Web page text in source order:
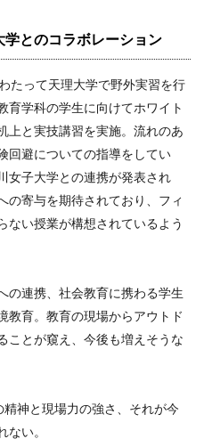
とのコラボレーション
たって天理大学で野外実習を行
育学科の学生に向けてホワイト
上と実技講習を実施。流れのあ
回避についての指導をしてい
女子大学との連携が発表され
の寄与を期待されており、フィ
ない授業が構想されているよう
の連携、社会教育に携わる学生
教育。教育の現場からアウトド
ことが窺え、今後も増えそうな
神と現場力の強さ、それが今
ない。